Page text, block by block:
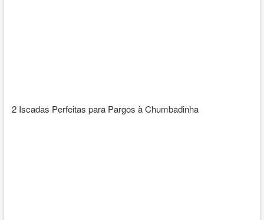
2 Iscadas Perfeitas para Pargos à Chumbadinha